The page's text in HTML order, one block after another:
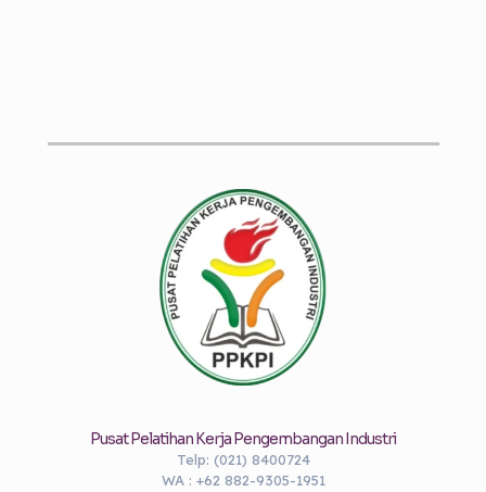
Pusat Pelatihan Kerja Pengembangan Industri
Telp: (021) 8400724
WA : +62 882-9305-1951